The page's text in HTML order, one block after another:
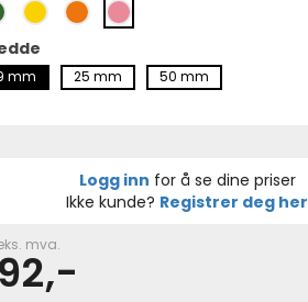
mm 25 mm 50 mm
Logg inn for å se dine priser
Ikke kunde? Registrer deg her
mva.